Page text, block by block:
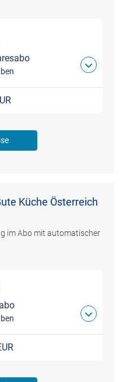
Küche Österreich
im Abo mit automatischer